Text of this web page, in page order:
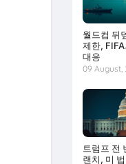
월드컵 뒤
제한,
대응
09 August,
트럼프 전
랜치, 미